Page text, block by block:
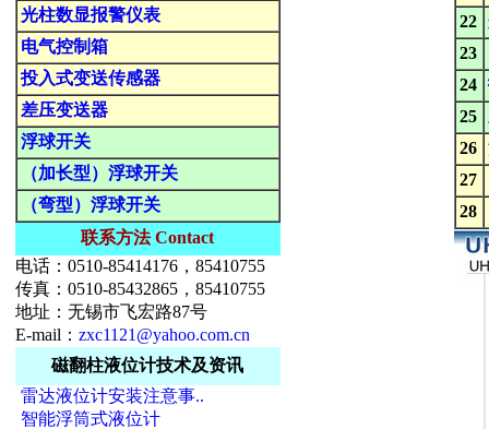
光柱数显报警仪表
电气控制箱
投入式变送传感器
差压变送器
浮球开关
（加长型）浮球开关
（弯型）浮球开关
联系方法 Contact
电话：0510-85414176，85410755
传真：0510-85432865，85410755
地址：无锡市飞宏路87号
E-mail： zxc1121@yahoo.com.cn
磁翻柱液位计技术及资讯
雷达液位计安装注意事..
智能浮筒式液位计
22
23
24
25
26
27
28